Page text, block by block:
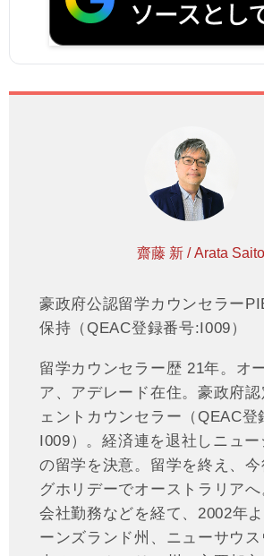
齋藤 新 / Arata Saito
豪政府公認留学カウンセラー
保持（QEAC登録番号:I009）
留学カウンセラー歴 21年。オ
ア、アデレード在住。豪政府
ェントカウンセラー（QEAC登
I009）。経済連を退社しニュ
の留学を決意。留学を終え、
グホリデーでオーストラリア
会社勤務などを経て、2002年
ーンズランド州、ニューサウス